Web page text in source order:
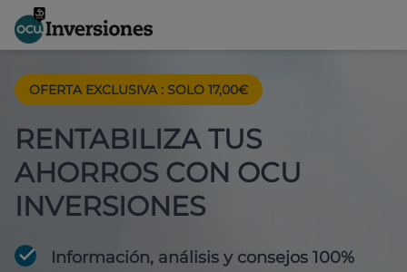
OFERTA EXCLUSIVA : SOLO 17,00€
RENTABILIZA TUS
AHORROS CON OCU
INVERSIONES
Información, análisis y consejos 100%